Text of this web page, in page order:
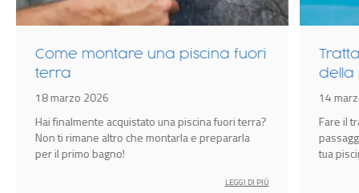
Come montare una piscina fuori
terra
18 marzo 2026
Hai finalmente acquistato una piscina fuori terra?
Non ti rimane altro che montarla e prepararla
per il primo bagno!
LEGGI DI PIÙ
della
14
Fare il
tua